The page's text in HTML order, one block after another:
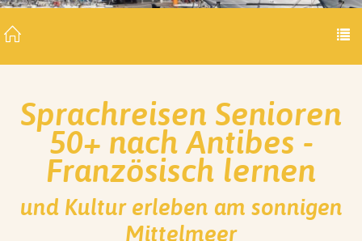
Sprachreisen Senioren
50+ nach Antibes -
Französisch lernen
und Kultur erleben am sonnigen
Mittelmeer